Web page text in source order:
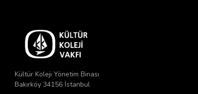
Kültür Koleji Yönetim Binası
Bakırköy 34156 İstanbul